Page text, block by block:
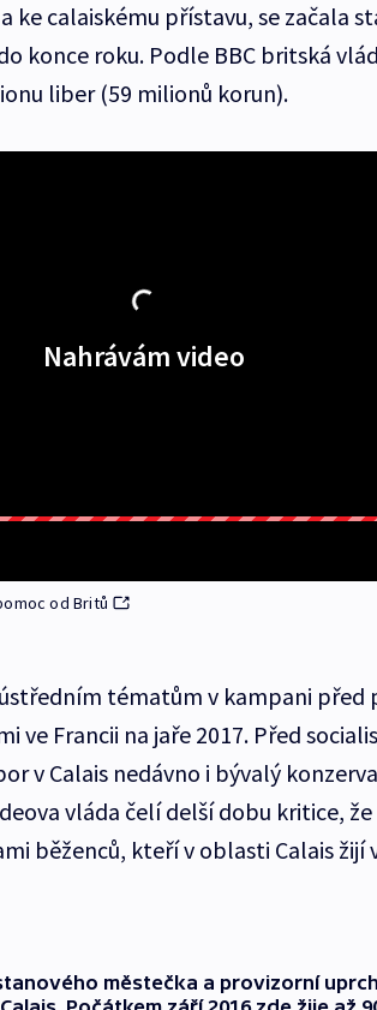
ke calaiskému přístavu, se začala
konce roku. Podle BBC britská
liber (59 milionů korun).
Nahrávám video
od Britů
tématům v kampani před
ve Francii na jaře 2017. Před
v Calais nedávno i bývalý
vláda čelí delší dobu kritice,
běženců, kteří v oblasti Calais žijí
městečka a provizorní